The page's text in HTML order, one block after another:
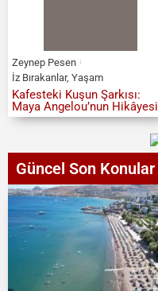
Zeynep Pesen
İz Bırakanlar, Yaşam
Kafesteki Kuşun Şarkısı:
Maya Angelou’nun Hikâyesi
Güncel Son Konular